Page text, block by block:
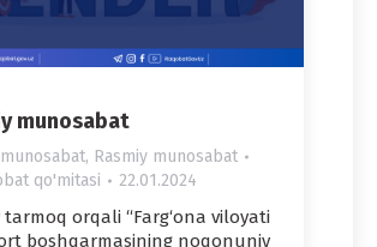
munosabat
, Rasmiy munosabat
qo'mitasi 22.01.2024
tarmoq orqali “Farg‘ona viloyati
boshqarmasining noqonuniy